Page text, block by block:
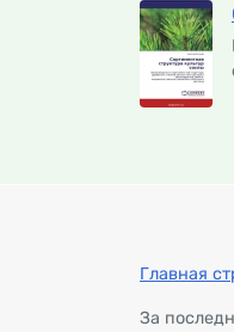
Главная
За